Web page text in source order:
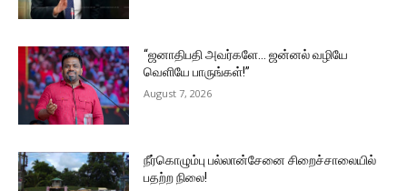
“ஜனாதிபதி அவர்களே… ஜன்னல் வழியே
வெளியே பாருங்கள்!”
August 7, 2026
நீர்கொழும்பு பல்லான்சேனை சிறைச்சாலையில்
பதற்ற நிலை!